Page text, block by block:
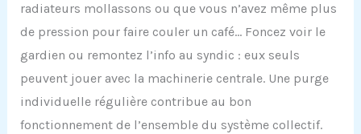
radiateurs mollassons ou que vous n’avez même plus
de pression pour faire couler un café… Foncez voir le
gardien ou remontez l’info au syndic : eux seuls
peuvent jouer avec la machinerie centrale. Une purge
individuelle régulière contribue au bon
fonctionnement de l’ensemble du système collectif.